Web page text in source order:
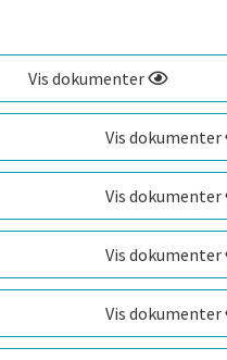
Vis dokumenter
Vis dokumenter
Vis dokumenter
Vis dokumenter
Vis dokumenter